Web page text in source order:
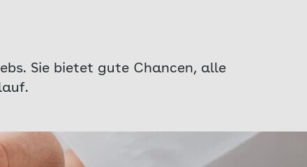
Sie bietet gute Chancen, alle